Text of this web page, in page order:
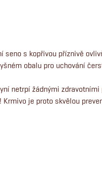
seno s kopřivou příznivě
obalu pro uchování
netrpí žádnými
Krmivo je proto skvělou